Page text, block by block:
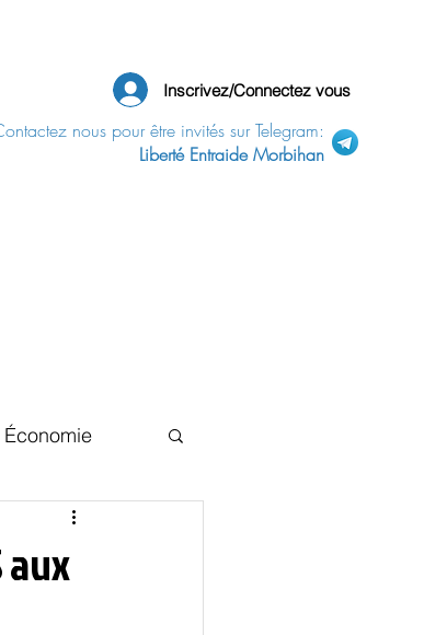
Inscrivez/Connectez vous
nous pour être invités sur Telegram:
Liberté Entraide Morbihan
Économie
Local
aux